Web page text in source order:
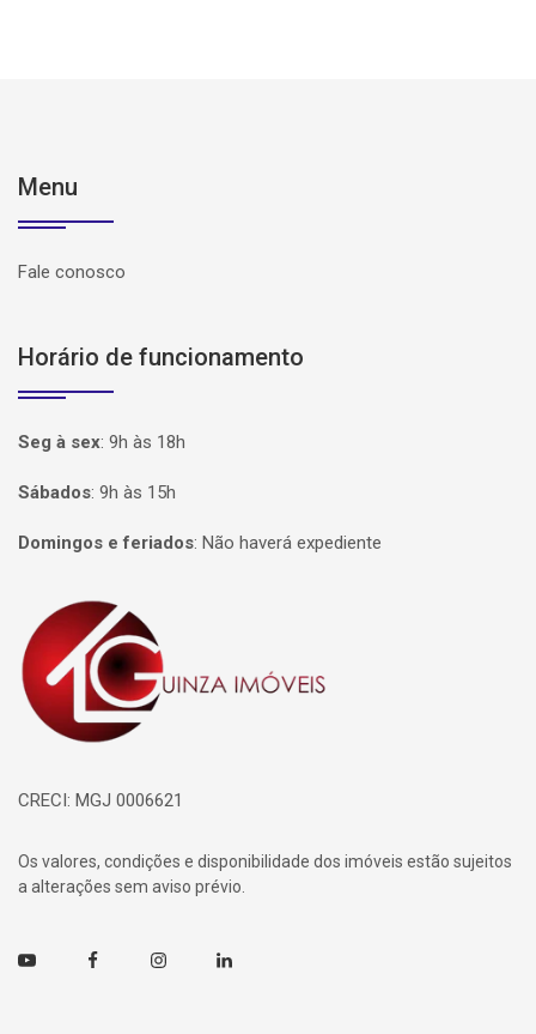
Menu
Fale conosco
Horário de funcionamento
Seg à sex: 9h às 18h
Sábados: 9h às 15h
Domingos e feriados: Não haverá expediente
Página inicial
CRECI: MGJ 0006621
Os valores, condições e disponibilidade dos imóveis estão sujeitos
a alterações sem aviso prévio.
Youtube FacebookInstagramLinkedin